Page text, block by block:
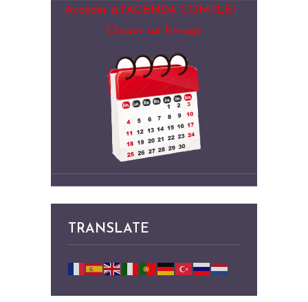
Accéder à l’AGENDA COMPLET :
Cliquer sur l’image
TRANSLATE